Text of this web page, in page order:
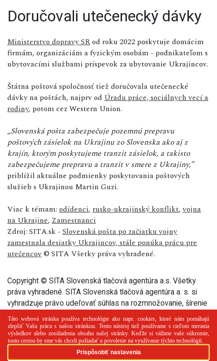
Doručovali utečenecký dávky
Ministerstvo dopravy SRod roku 2022 poskytuje domácim
firmám, organizáciám a fyzickým osobám - podnikateľom s
ubytovacími službami príspevok za ubytovanie Ukrajincov.
Štátna poštová spoločnosť tiež doručovala utečenecké
dávky na poštách, najprv od Úradu práce, sociálnych vecí a
rodiny, potom cez Western Union.
„Slovenská pošta zabezpečuje pozemnú prepravu
poštových zásielok na Ukrajinu zo Slovenska ako aj z
krajín, ktorým poskytujeme tranzit zásielok, a takisto
zabezpečujeme prepravu a tranzit v smere z Ukrajiny,”
priblížil aktuálne podmienky poskytovania poštových
služieb s Ukrajinou Martin Guzi.
Viac k témam: odídenci, rusko-ukrajinský konflikt,vojna
na Ukrajine, Zamestnanci
Zdroj: SITA.sk - Slovenská pošta po začiatku vojny
zamestnala desiatky Ukrajincov, stále ponúka prácu pre
utečencov© SITA Všetky práva vyhradené.
Copyright © SITA Slovenská tlačová agentúra a.s. Všetky
práva vyhradené. SITA Slovenská tlačová agentúra a. s. si
vyhradzuje právo udeľovať súhlas na rozmnožovanie, šírenie